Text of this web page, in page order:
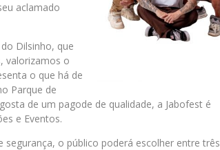
aclamado
Dilsinho, que
valorizamos o
o que há de
Parque de
de um pagode de qualidade, a Jabofest é
e Eventos.
o público poderá escolher entre três